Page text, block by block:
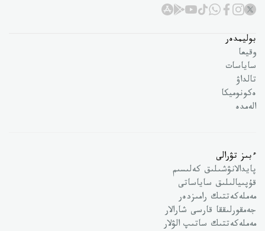
بوليمدەر
وقيعا
ساياسات
تالداۋ
ەكونوميكا
الەمدە
ءبىز تۋرالى
پايدالانۋشىلىق كەلىسىم
قۇپىيالىلىق ساياساتى
مەملەكەتتىك رامىزدەر
جەمقورلىققا قارسى شارالار
مەملەكەتتىك ساتىپ الۋلار